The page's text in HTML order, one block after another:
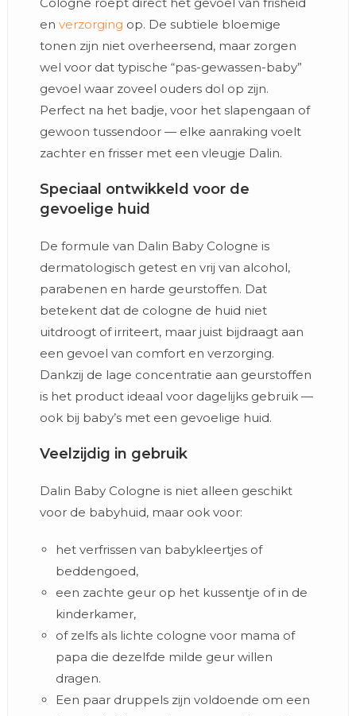
en verzorging op. De subtiele bloemige
tonen zijn niet overheersend, maar zorgen
wel voor dat typische “pas-gewassen-baby”
gevoel waar zoveel ouders dol op zijn.
Perfect na het badje, voor het slapengaan of
gewoon tussendoor — elke aanraking voelt
zachter en frisser met een vleugje Dalin.
Speciaal ontwikkeld voor de
gevoelige huid
De formule van Dalin Baby Cologne is
dermatologisch getest en vrij van alcohol,
parabenen en harde geurstoffen. Dat
betekent dat de cologne de huid niet
uitdroogt of irriteert, maar juist bijdraagt aan
een gevoel van comfort en verzorging.
Dankzij de lage concentratie aan geurstoffen
is het product ideaal voor dagelijks gebruik —
ook bij baby’s met een gevoelige huid.
Veelzijdig in gebruik
Dalin Baby Cologne is niet alleen geschikt
voor de babyhuid, maar ook voor:
het verfrissen van babykleertjes of
beddengoed,
een zachte geur op het kussentje of in de
kinderkamer,
of zelfs als lichte cologne voor mama of
papa die dezelfde milde geur willen
dragen.
Een paar druppels zijn voldoende om een